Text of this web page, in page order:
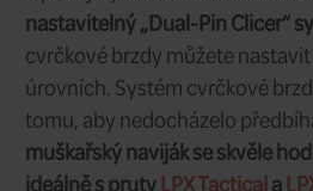
Sklad:
Dodání: